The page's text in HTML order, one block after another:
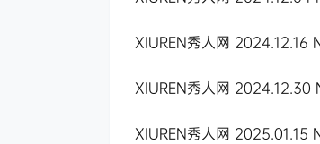
XIUREN秀人网
XIUREN秀人网
XIUREN秀人网 2025.01.15